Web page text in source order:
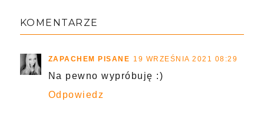
KOMENTARZE
ZAPACHEM PISANE 19 WRZEŚNIA 2021 08:29
Na pewno wypróbuję :)
Odpowiedz